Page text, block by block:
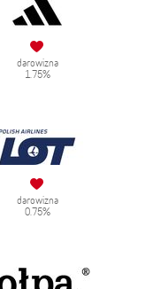
darowizna
1.75%
darowizna
0.75%